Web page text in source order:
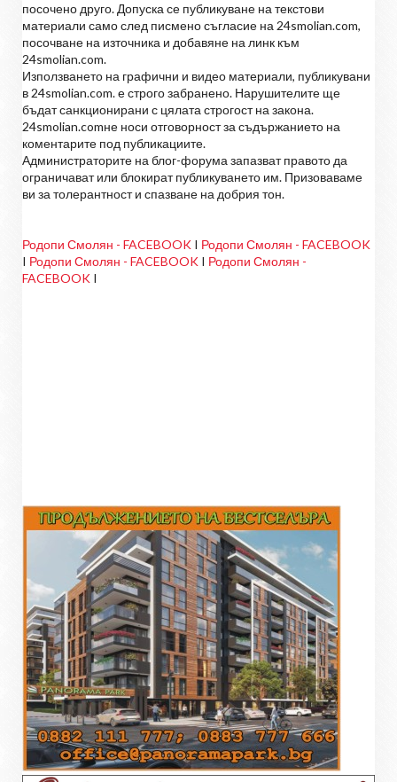
посочено друго. Допуска се публикуване на текстови
материали само след писмено съгласие на 24smolian.com,
посочване на източника и добавяне на линк към
24smolian.com.
Използването на графични и видео материали, публикувани
в 24smolian.com. е строго забранено. Нарушителите ще
бъдат санкционирани с цялата строгост на закона.
24smolian.comне носи отговорност за съдържанието на
коментарите под публикациите.
Администраторите на блог-форума запазват правото да
ограничават или блокират публикуването им. Призоваваме
ви за толерантност и спазване на добрия тон.
Родопи Смолян - FACEBOOK I Родопи Смолян - FACEBOOK
I Родопи Смолян - FACEBOOK I Родопи Смолян -
FACEBOOK I